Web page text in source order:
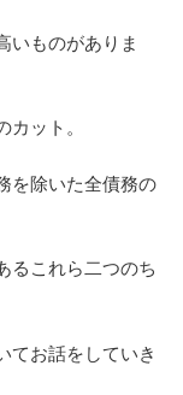
いものがありま
ット。
を除いた全債務の
るこれら二つのち
てお話をしていき